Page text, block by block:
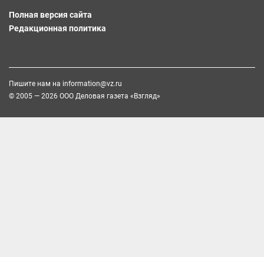
Полная версия сайта
Редакционная политика
Пишите нам на information@vz.ru
© 2005 — 2026 ООО Деловая газета «Взгляд»